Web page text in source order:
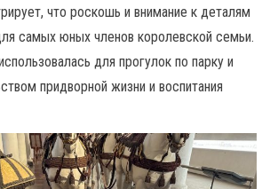
что роскошь и внимание к деталям
самых юных членов королевской семьи.
для прогулок по парку и
придворной жизни и воспитания